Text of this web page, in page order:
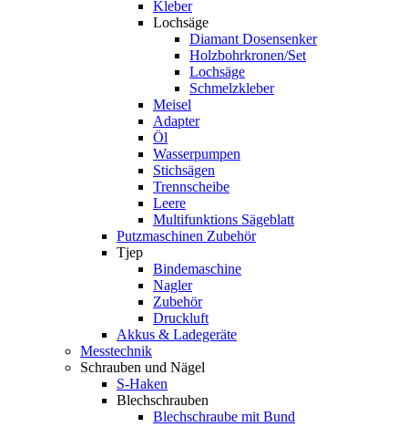
Kleber
Lochsäge
Diamant Dosensenker
Holzbohrkronen/Set
Lochsäge
Schmelzkleber
Meisel
Adapter
Öl
Wasserpumpen
Stichsägen
Trennscheibe
Leere
Multifunktions Sägeblatt
Putzmaschinen Zubehör
Tjep
Bindemaschine
Nagler
Zubehör
Druckluft
Akkus & Ladegeräte
Messtechnik
Schrauben und Nägel
S-Haken
Blechschrauben
Blechschraube mit Bund